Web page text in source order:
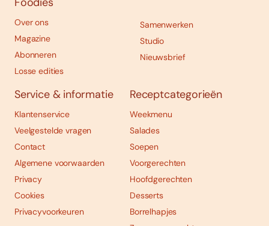
Over ons
Magazine
Abonneren
Losse edities
Samenwerken
Studio
Nieuwsbrief
Service & informatie
Klantenservice
Veelgestelde vragen
Contact
Algemene voorwaarden
Privacy
Cookies
Privacyvoorkeuren
Receptcategorieën
Weekmenu
Salades
Soepen
Voorgerechten
Hoofdgerechten
Desserts
Borrelhapjes